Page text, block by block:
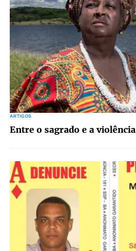
ARTIGOS
Entre o sagrado e a violência